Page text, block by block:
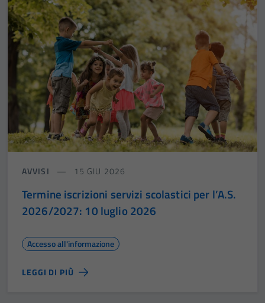
AVVISI 15 GIU 2026
Termine iscrizioni servizi scolastici per l’A.S.
2026/2027: 10 luglio 2026
Accesso all'informazione
LEGGI DI PIÙ